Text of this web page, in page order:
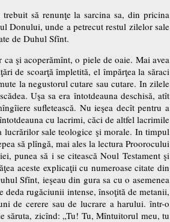
să renunţe la sarcina sa, din pricina
Donului, unde a petrecut restul zilelor sale
de Duhul Sfînt.
şi acoperămînt, o piele de oaie. Mai avea
de scoarţă împletită, el împărţea la săraci
la negustorul cutare sau cutare. In zilele
Uşa sa era întotdeauna deschisă, atît
sufletească. Nu ieşea decît pentru a
cu lacrimi, căci de altfel lacrimile
lucrărilor sale teologice şi morale. In timpul
să plîngă, mai ales la lectura Proorocului
punea să i se citească Noul Testament şi
aceste explicaţii cu numeroase citate din
Sfînt, ieşeau din gura sa cu o asemenea
deda rugăciunii intense, însoţită de metanii,
de cerere sau de lucrare a harului. într-o
săruta, zicînd: „Tu! Tu, Mîntuitorul meu, tu